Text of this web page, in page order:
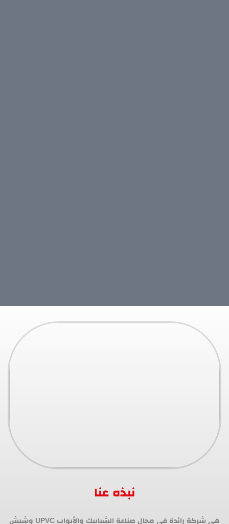
نبذه عنا
هي شركة رائدة في مجال صناعة الشبابيك والأبواب UPVC وشيش